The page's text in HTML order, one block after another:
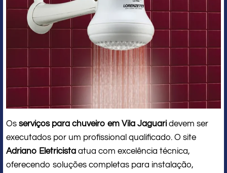
Os serviços para chuveiro em Vila Jaguaridevem ser
executados por um profissional qualificado. O site
Adriano Eletricista atua com excelência técnica,
oferecendo soluções completas para instalação,